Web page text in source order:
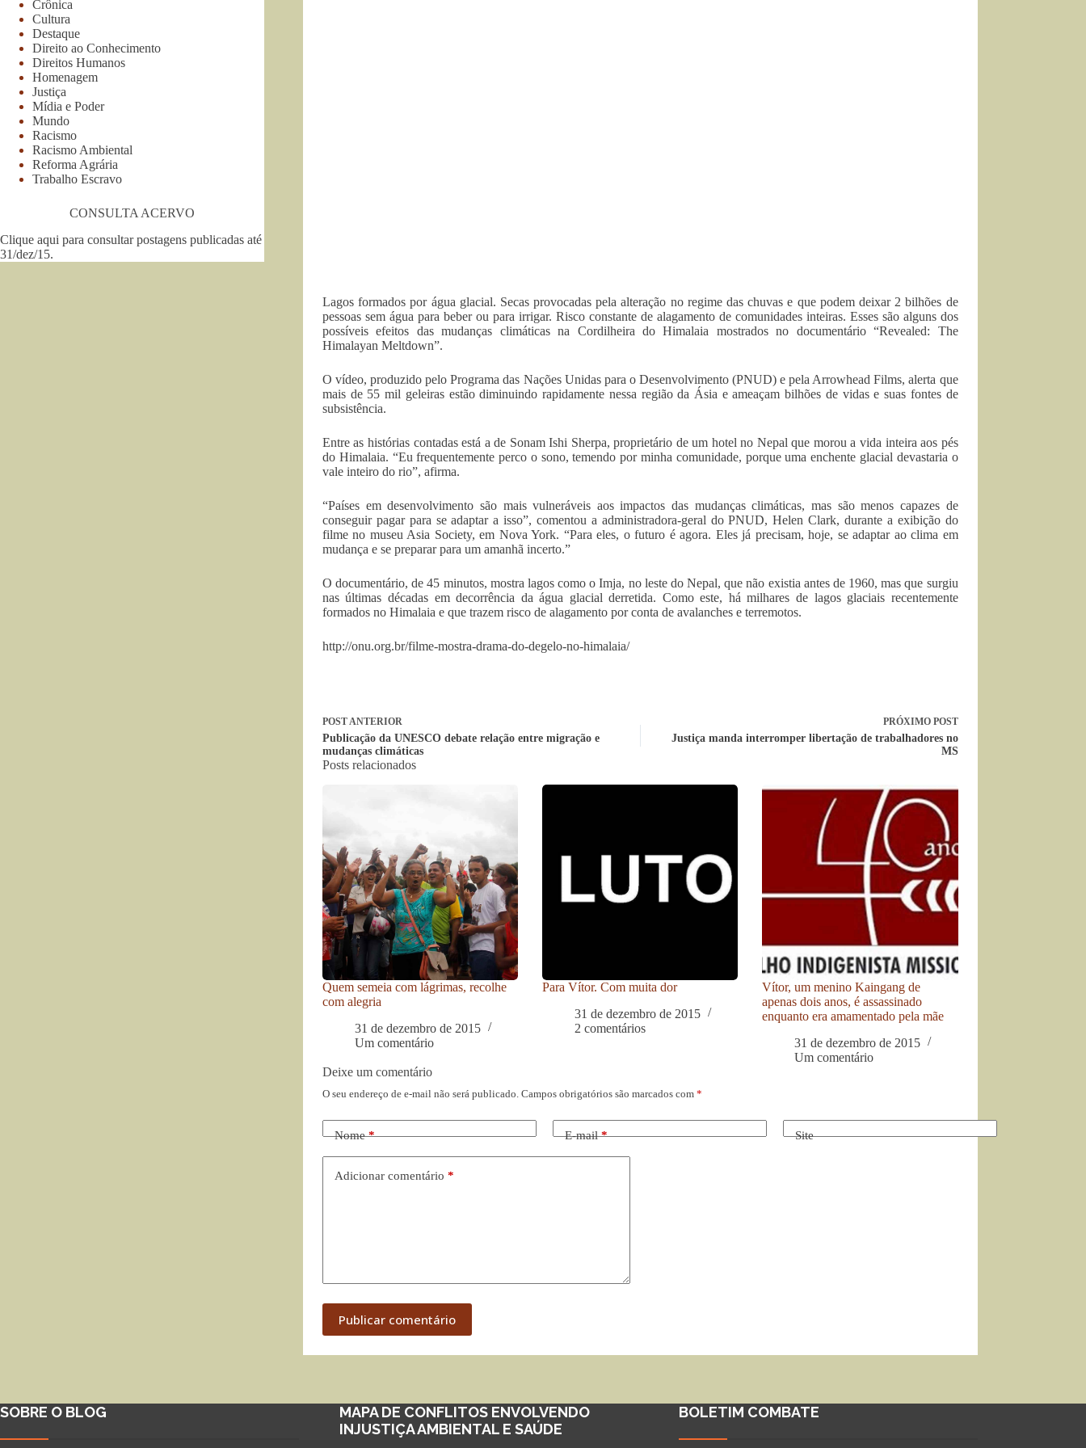
Lagos formados por água glacial. Secas provocadas pela alteração no regime das chuvas e que podem deixar 2 bilhões de
pessoas sem água para beber ou para irrigar. Risco constante de alagamento de comunidades inteiras. Esses são alguns dos
possíveis efeitos das mudanças climáticas na Cordilheira do Himalaia mostrados no documentário “Revealed: The
Himalayan Meltdown”.
O vídeo, produzido pelo Programa das Nações Unidas para o Desenvolvimento (PNUD) e pela Arrowhead Films, alerta que
mais de 55 mil geleiras estão diminuindo rapidamente nessa região da Ásia e ameaçam bilhões de vidas e suas fontes de
subsistência.
Entre as histórias contadas está a de Sonam Ishi Sherpa, proprietário de um hotel no Nepal que morou a vida inteira aos pés
do Himalaia. “Eu frequentemente perco o sono, temendo por minha comunidade, porque uma enchente glacial devastaria o
vale inteiro do rio”, afirma.
“Países em desenvolvimento são mais vulneráveis aos impactos das mudanças climáticas, mas são menos capazes de
conseguir pagar para se adaptar a isso”, comentou a administradora-geral do PNUD, Helen Clark, durante a exibição do
filme no museu Asia Society, em Nova York. “Para eles, o futuro é agora. Eles já precisam, hoje, se adaptar ao clima em
mudança e se preparar para um amanhã incerto.”
O documentário, de 45 minutos, mostra lagos como o Imja, no leste do Nepal, que não existia antes de 1960, mas que surgiu
nas últimas décadas em decorrência da água glacial derretida. Como este, há milhares de lagos glaciais recentemente
formados no Himalaia e que trazem risco de alagamento por conta de avalanches e terremotos.
http://onu.org.br/filme-mostra-drama-do-degelo-no-himalaia/
POSTANTERIOR
Publicação da UNESCO debate relação entre migração e
mudanças climáticas
PRÓXIMO POST
Justiça manda interromper libertação de trabalhadores no
MS
Posts relacionados
Quem semeia com lágrimas, recolhe
com alegria
31 de dezembro de 2015
Um comentário
Para Vítor. Com muita dor
31 de dezembro de 2015
2 comentários
Vítor, um menino Kaingang de
apenas dois anos, é assassinado
enquanto era amamentado pela mãe
31 de dezembro de 2015
Um comentário
Deixe um comentário
O seu endereço de e-mail não será publicado. Campos obrigatórios são marcados com *
Nome* E-mail* Site
Adicionar comentário *
Publicar comentário
Crônica
Cultura
Destaque
Direito ao Conhecimento
Direitos Humanos
Homenagem
Justiça
Mídia e Poder
Mundo
Racismo
Racismo Ambiental
Reforma Agrária
Trabalho Escravo
CONSULTA ACERVO
Clique aqui para consultar postagens publicadas até
31/dez/15.
SOBRE O BLOG
MAPA DE CONFLITOS ENVOLVENDO
INJUSTIÇA AMBIENTAL E SAÚDE
BOLETIM COMBATE